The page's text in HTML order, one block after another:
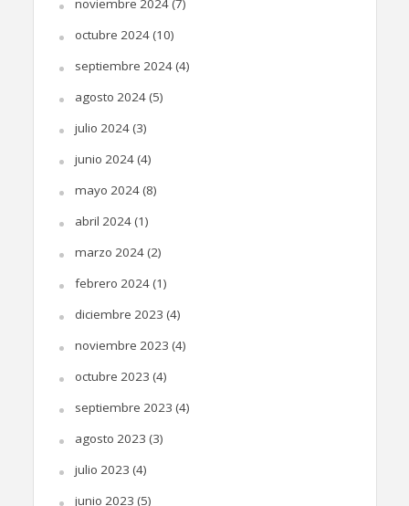
noviembre 2024(7)
octubre 2024(10)
septiembre 2024(4)
agosto 2024(5)
julio 2024(3)
junio 2024(4)
mayo 2024(8)
abril 2024(1)
marzo 2024(2)
febrero 2024(1)
diciembre 2023 (4)
noviembre 2023 (4)
octubre 2023 (4)
septiembre 2023 (4)
agosto 2023 (3)
julio 2023 (4)
junio 2023 (5)